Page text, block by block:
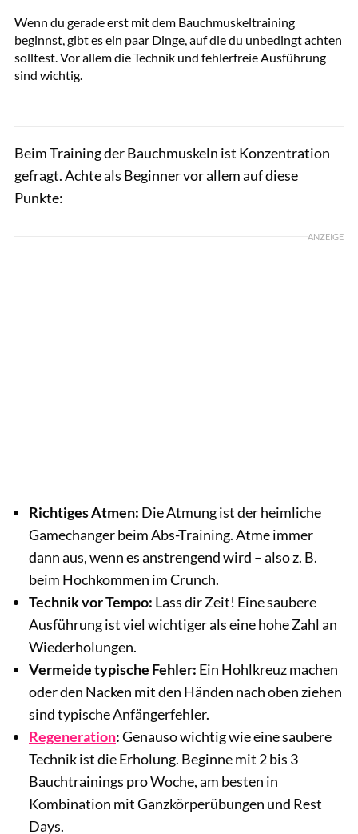
Wenn du gerade erst mit dem Bauchmuskeltraining
beginnst, gibt es ein paar Dinge, auf die du unbedingt achten
solltest. Vor allem die Technik und fehlerfreie Ausführung
sind wichtig.
Beim Training der Bauchmuskeln ist Konzentration
gefragt. Achte als Beginner vor allem auf diese
Punkte:
ANZEIGE
Richtiges Atmen: Die Atmung ist der heimliche
Gamechanger beim Abs-Training. Atme immer
dann aus, wenn es anstrengend wird – also z. B.
beim Hochkommen im Crunch.
Technik vor Tempo: Lass dir Zeit! Eine saubere
Ausführung ist viel wichtiger als eine hohe Zahl an
Wiederholungen.
Vermeide typische Fehler: Ein Hohlkreuz machen
oder den Nacken mit den Händen nach oben ziehen
sind typische Anfängerfehler.
Regeneration:Genauso wichtig wie eine saubere
Technik ist die Erholung. Beginne mit 2 bis 3
Bauchtrainings pro Woche, am besten in
Kombination mit Ganzkörperübungen und Rest
Days.